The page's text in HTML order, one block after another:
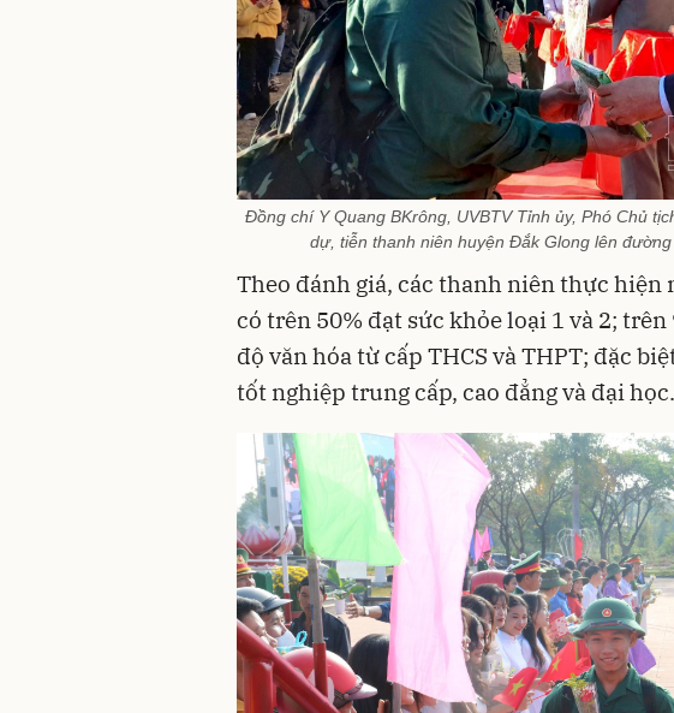
Đồng chí Y Quang BKrông, UVBTV Tỉnh ủy, Phó Chủ
dự, tiễn thanh niên huyện Đắk Glong lên
Theo đánh giá, các thanh niên thực hiện
có trên 50% đạt sức khỏe loại 1 và 2;
độ văn hóa từ cấp THCS và THPT; đặc
tốt nghiệp trung cấp, cao đẳng và đại học.